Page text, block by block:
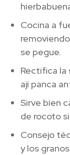
Cocina a
se pegue.
Rectifica la
ají panca
Sirve bien
de rocoto
Consejo
y los